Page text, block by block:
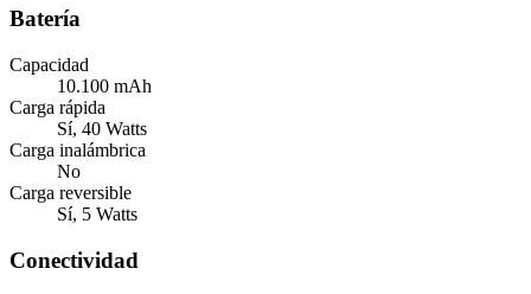
Batería
Capacidad
10.100 mAh
Carga rápida
Sí, 40 Watts
Carga inalámbrica
No
Carga reversible
Sí, 5 Watts
Conectividad